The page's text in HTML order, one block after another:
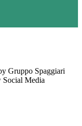
Gruppo Spaggiari
Social Media